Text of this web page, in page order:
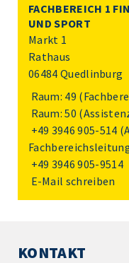
FACHBEREICH 1
UND SPORT
Markt 1
Rathaus
06484 Quedlinburg
Raum: 49
Raum: 50
+49 3946 905-514
+49 3946 905-9514
E-Mail schreiben
KONTAKT